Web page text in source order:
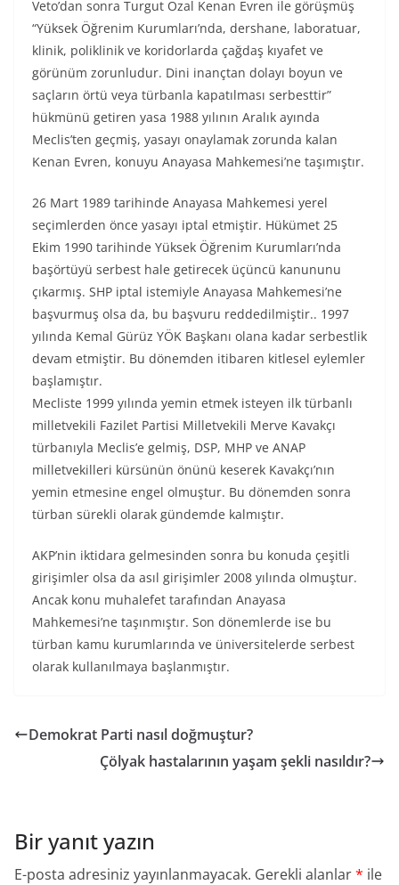
Veto’dan sonra Turgut Özal Kenan Evren ile görüşmüş
“Yüksek Öğrenim Kurumları’nda, dershane, laboratuar,
klinik, poliklinik ve koridorlarda çağdaş kıyafet ve
görünüm zorunludur. Dini inançtan dolayı boyun ve
saçların örtü veya türbanla kapatılması serbesttir”
hükmünü getiren yasa 1988 yılının Aralık ayında
Meclis’ten geçmiş, yasayı onaylamak zorunda kalan
Kenan Evren, konuyu Anayasa Mahkemesi’ne taşımıştır.
26 Mart 1989 tarihinde Anayasa Mahkemesi yerel
seçimlerden önce yasayı iptal etmiştir. Hükümet 25
Ekim 1990 tarihinde Yüksek Öğrenim Kurumları’nda
başörtüyü serbest hale getirecek üçüncü kanununu
çıkarmış. SHP iptal istemiyle Anayasa Mahkemesi’ne
başvurmuş olsa da, bu başvuru reddedilmiştir.. 1997
yılında Kemal Gürüz YÖK Başkanı olana kadar serbestlik
devam etmiştir. Bu dönemden itibaren kitlesel eylemler
başlamıştır.
Mecliste 1999 yılında yemin etmek isteyen ilk türbanlı
milletvekili Fazilet Partisi Milletvekili Merve Kavakçı
türbanıyla Meclis’e gelmiş, DSP, MHP ve ANAP
milletvekilleri kürsünün önünü keserek Kavakçı’nın
yemin etmesine engel olmuştur. Bu dönemden sonra
türban sürekli olarak gündemde kalmıştır.
AKP’nin iktidara gelmesinden sonra bu konuda çeşitli
girişimler olsa da asıl girişimler 2008 yılında olmuştur.
Ancak konu muhalefet tarafından Anayasa
Mahkemesi’ne taşınmıştır. Son dönemlerde ise bu
türban kamu kurumlarında ve üniversitelerde serbest
olarak kullanılmaya başlanmıştır.
Demokrat Parti nasıl doğmuştur?
Çölyak hastalarının yaşam şekli nasıldır?
Bir yanıt yazın
E-posta adresiniz yayınlanmayacak. Gerekli alanlar* ile